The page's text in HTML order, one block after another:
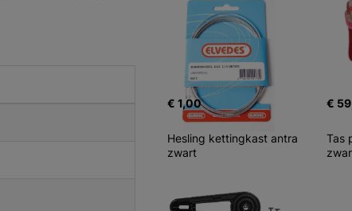
€ 1,00 €
Hesling kettingkast antra
zwart
Tas